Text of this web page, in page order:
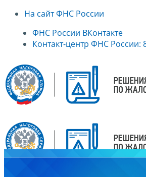
На сайт ФНС России
ФНС России ВКонтакте
Контакт-центр ФНС России: